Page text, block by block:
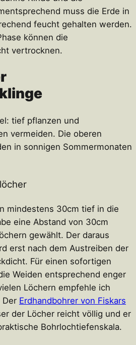
muss die Erde in
feucht gehalten werden.
können die
vertrocknen.
tief pflanzen und
vermeiden. Die oberen
in sonnigen Sommermonaten
mindestens 30cm tief in die
eine Abstand von 30cm
gewählt. Der daraus
erst nach dem Austreiben der
Für einen sofortigen
Weiden entsprechend enger
Löchern empfehle ich
Der Erdhandbohrer von Fiskars
der Löcher reicht völlig und er
Bohrlochtiefenskala.